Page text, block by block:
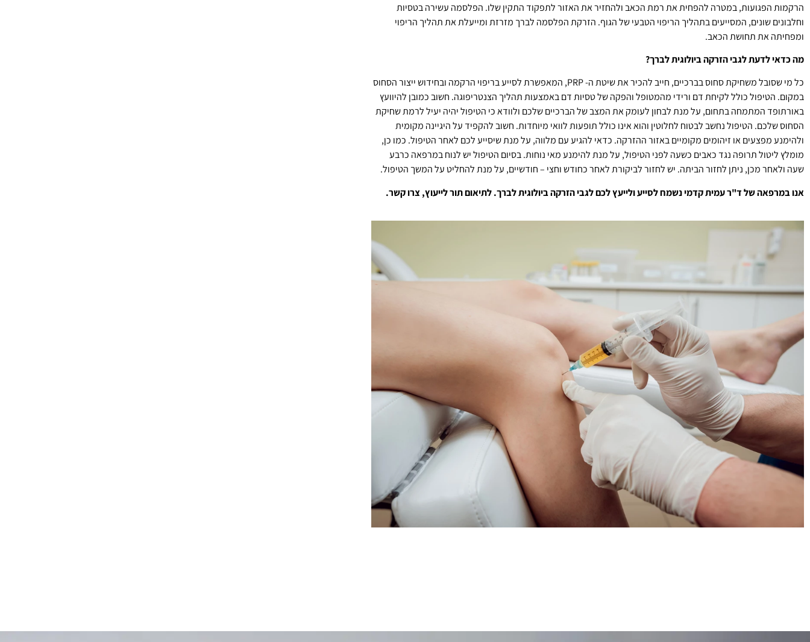
הרקמות הפגועות, במטרה להפחית את רמת הכאב ולהחזיר את האזור לתפקוד התקין שלו. הפלסמה עשירה בטסיות
וחלבונים שונים, המסייעים בתהליך הריפוי הטבעי של הגוף. הזרקת הפלסמה לברך מזרזת ומייעלת את תהליך הריפוי
ומפחיתה את תחושת הכאב.
מה כדאי לדעת לגבי הזרקה ביולוגית לברך?
כל מי שסובל משחיקת סחוס בברכיים, חייב להכיר את שיטת ה- PRP, המאפשרת לסייע בריפוי הרקמה ובחידוש ייצור הסחוס
במקום. הטיפול כולל לקיחת דם ורידי מהמטופל והפקה של טסיות דם באמצעות תהליך הצנטריפוגה. חשוב כמובן להיוועץ
באורתופד המתמחה בתחום, על מנת לבחון לעומק את המצב של הברכיים שלכם ולוודא כי הטיפול יהיה יעיל לרמת שחיקת
הסחוס שלכם. הטיפול נחשב לבטוח לחלוטין והוא אינו כולל תופעות לוואי מיוחדות. חשוב להקפיד על היגיינה מקומית
ולהימנע מפצעים או זיהומים מקומיים באזור ההזרקה. כדאי להגיע עם מלווה, על מנת שיסייע לכם לאחר הטיפול. כמו כן,
מומלץ ליטול תרופה נגד כאבים כשעה לפני הטיפול, על מנת להימנע מאי נוחות. בסיום הטיפול יש לנוח במרפאה כרבע
שעה ולאחר מכן, ניתן לחזור הביתה. יש לחזור לביקורת לאחר כחודש וחצי – חודשיים, על מנת להחליט על המשך הטיפול.
אנו במרפאה של ד"ר עמית קדמי נשמח לסייע ולייעץ לכם לגבי הזרקה ביולוגית לברך. לתיאום תור לייעוץ, צרו קשר.